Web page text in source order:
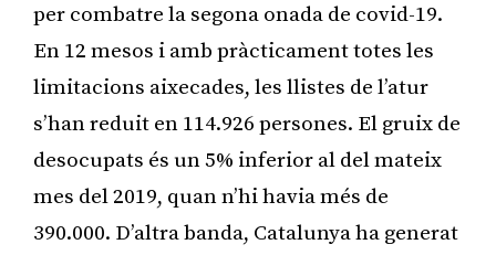
per combatre la segona onada de covid-19.
En 12 mesos i amb pràcticament totes les
limitacions aixecades, les llistes de l’atur
s’han reduit en 114.926 persones. El gruix de
desocupats és un 5% inferior al del mateix
mes del 2019, quan n’hi havia més de
390.000. D’altra banda, Catalunya ha generat